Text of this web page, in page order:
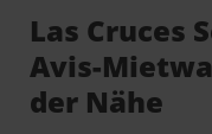
Las Cruces
Avis-
der Nähe